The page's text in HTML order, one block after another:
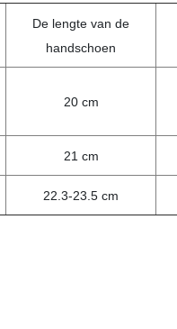
De lengte van de
handschoen
20 cm
21 cm
22.3-23.5 cm